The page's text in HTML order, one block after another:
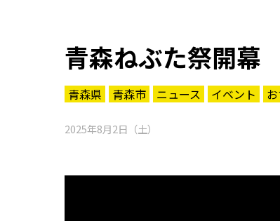
青森ねぶた祭開
青森県 青森市 ニュース イベント
2025年8月2日（土）